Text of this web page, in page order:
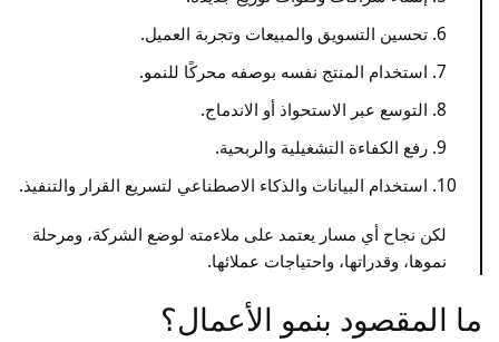
تحسين التسويق والمبيعات وتجربة العميل.
استخدام المنتج نفسه بوصفه محركًا للنمو.
التوسع عبر الاستحواذ أو الاندماج.
رفع الكفاءة التشغيلية والربحية.
استخدام البيانات والذكاء الاصطناعي لتسريع القرار والتنفيذ.
لكن نجاح أي مسار يعتمد على ملاءمته لوضع الشركة، ومرحلة
نموها، وقدراتها، واحتياجات عملائها.
ما المقصود بنمو الأعمال؟